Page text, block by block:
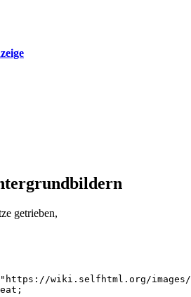
getrieben,
wiki.selfhtml.org/
;